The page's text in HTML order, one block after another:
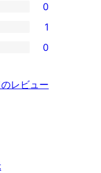
0
1
0
レビュー